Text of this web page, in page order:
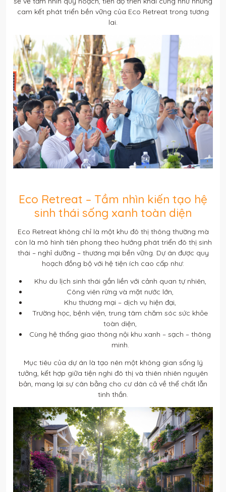
cam kết phát triển bền vững của Eco Retreat trong tương
lai.
Eco Retreat – Tầm nhìn kiến tạo hệ
sinh thái sống xanh toàn diện
Eco Retreat không chỉ là một khu đô thị thông thường mà
còn là mô hình tiên phong theo hướng phát triển đô thị sinh
thái – nghỉ dưỡng – thương mại bền vững. Dự án được quy
hoạch đồng bộ với hệ tiện ích cao cấp như:
Khu du lịch sinh thái gắn liền với cảnh quan tự nhiên,
Công viên rừng và mặt nước lớn,
Khu thương mại – dịch vụ hiện đại,
Trường học, bệnh viện, trung tâm chăm sóc sức khỏe
toàn diện,
Cùng hệ thống giao thông nội khu xanh – sạch – thông
minh.
Mục tiêu của dự án là tạo nên một không gian sống lý
tưởng, kết hợp giữa tiện nghi đô thị và thiên nhiên nguyên
bản, mang lại sự cân bằng cho cư dân cả về thể chất lẫn
tinh thần.